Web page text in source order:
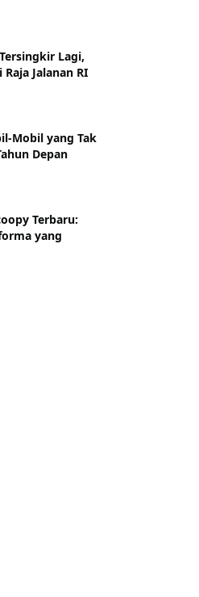
Lagi,
Jalanan RI
Mobil yang Tak
Depan
Terbaru:
yang